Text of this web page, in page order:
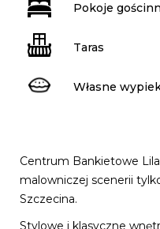
Pokoje
Taras
Własne
Centrum Bankietowe
malowniczej scenerii
Szczecina.
Stylowe i klasyczne